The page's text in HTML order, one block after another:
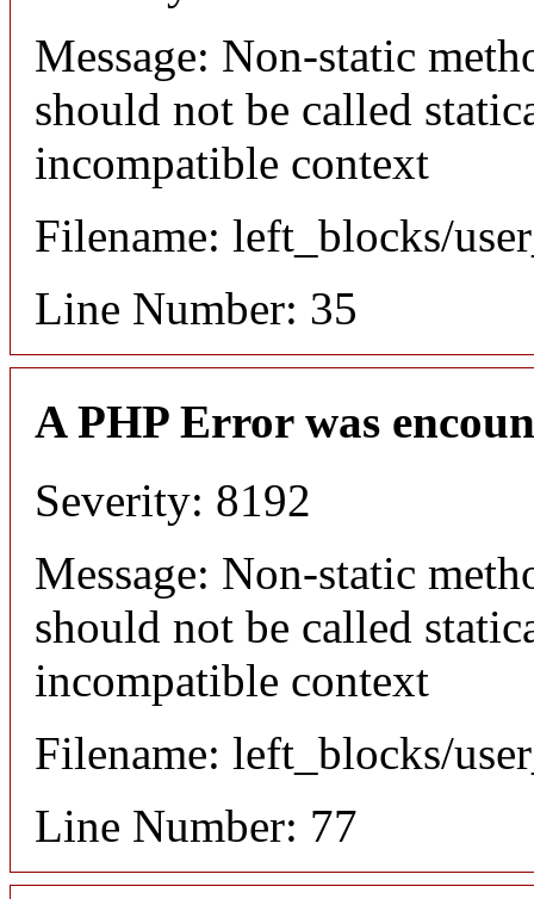
Message: Non-static
should not be called
incompatible context
Filename: left_blocks/
Line Number: 35
A PHP Error was
Severity: 8192
Message: Non-static
should not be called
incompatible context
Filename: left_blocks/
Line Number: 77